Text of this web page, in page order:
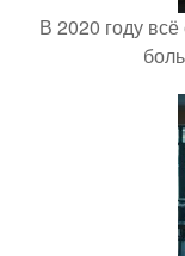
В 2020 году